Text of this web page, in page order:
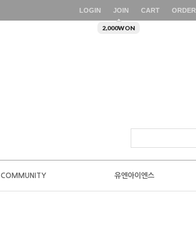
LOGIN JOIN
2,000WON
CART ORDER
COMMUNITY 유엔아이엔스